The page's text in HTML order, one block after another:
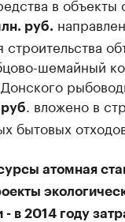
руб.
шемайный
. вложено в
бытовых
атомная
- в 2014 году